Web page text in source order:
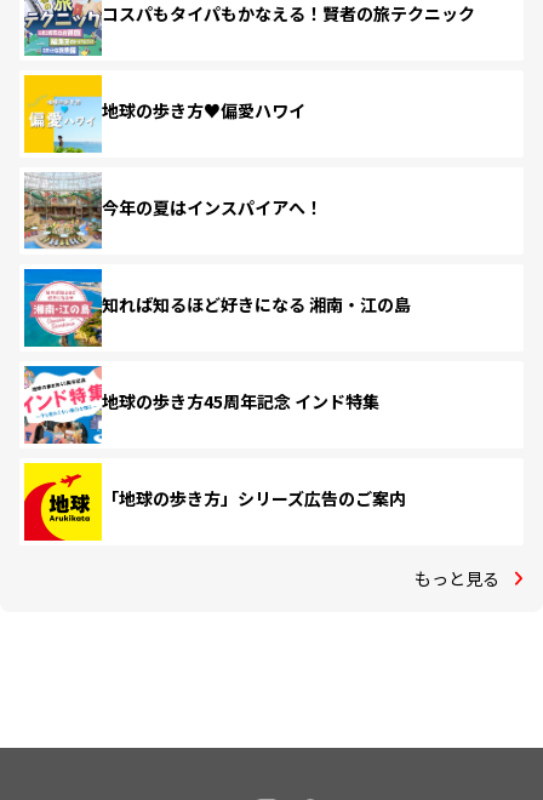
コスパもタイパもかなえる！賢者の旅テクニック
地球の歩き方♥偏愛ハワイ
今年の夏はインスパイアへ！
知れば知るほど好きになる 湘南・江の島
地球の歩き方45周年記念 インド特集
「地球の歩き方」シリーズ広告のご案内
もっと見る